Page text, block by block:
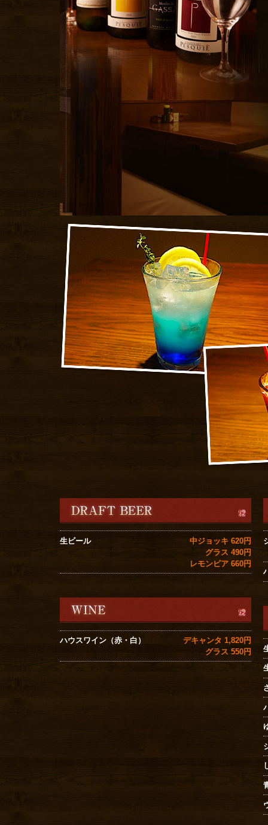
生ビール
中ジョッキ 620円
グラス 490円
レモンビア 660円
ハウスワイン（赤・白）
デキャンタ 1,820円
グラス 550円